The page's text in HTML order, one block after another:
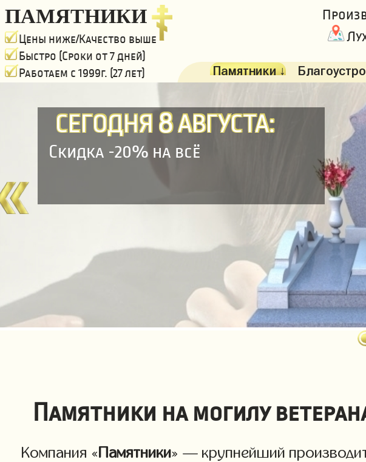
ПАМЯТНИКИ
Цены ниже/Качество выше
Быстро (Сроки от 7 дней)
Работаем с 1999г. (27 лет)
Памятники ↓
СЕГОДНЯ 8АВГУСТА:
Скидка -20% на всё
Памятники на могилу
Компания « Памятники» — крупнейший